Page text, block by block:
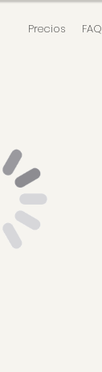
Precios FAQ